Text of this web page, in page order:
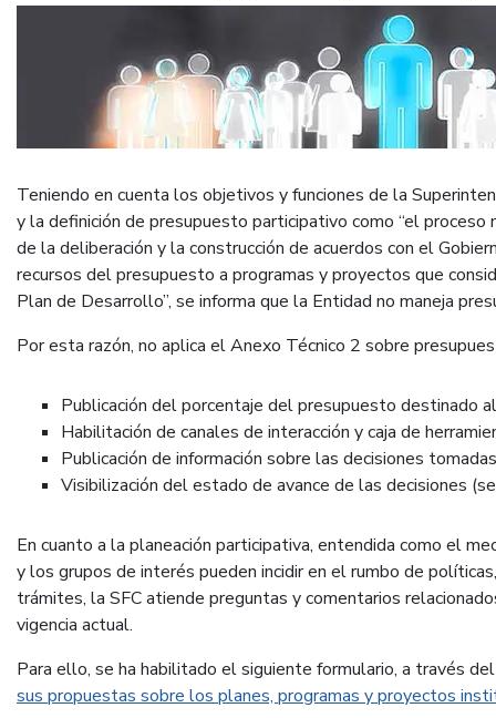
Teniendo en cuenta los objetivos y funciones de la
y la definición de presupuesto participativo como “el proceso
de la deliberación y la construcción de acuerdos con el
recursos del presupuesto a programas y proyectos que
Plan de Desarrollo”, se informa que la Entidad no maneja
Por esta razón, no aplica el Anexo Técnico 2 sobre
Publicación del porcentaje del presupuesto destinado
Habilitación de canales de interacción y caja de
Publicación de información sobre las decisiones
Visibilización del estado de avance de las decisiones
En cuanto a la planeación participativa, entendida como el
y los grupos de interés pueden incidir en el rumbo de
trámites, la SFC atiende preguntas y comentarios
vigencia actual.
Para ello, se ha habilitado el siguiente formulario, a través
sus propuestas sobre los planes, programas y proyectos